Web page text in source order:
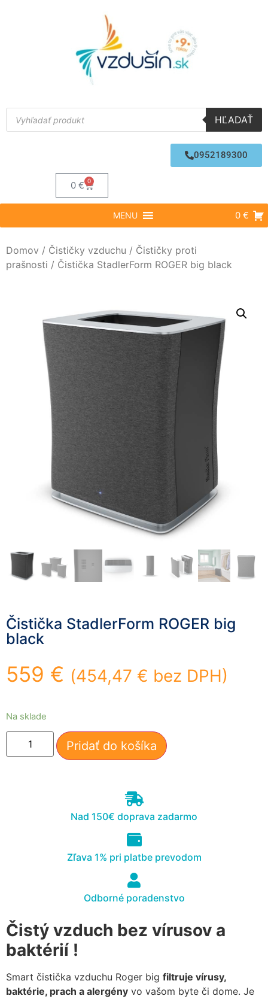
HĽADAŤ
0952189300
0€ 0
MENU 0 €
Domov / Čističky vzduchu / Čističky proti
prašnosti / Čistička StadlerForm ROGER big black
Čistička StadlerForm ROGER big
black
559 € (454,47 € bez DPH)
Na sklade
Pridať do košíka
Nad 150€ doprava zadarmo
Zľava 1% pri platbe prevodom
Odborné poradenstvo
Čistý vzduch bez vírusov a
baktérií !
Smart čistička vzduchu Roger big filtruje vírusy,
baktérie, prach a alergény vo vašom byte či dome. Je
Nevyhnutné
Tieto súbory
voliteľné. Sú
fungovanie
webovej
stránky.
Štatistiky
Aby sme
zlepšiť
funkčnosť
základe
spôsobu
In order for our
website to
perform as well
cookies, some
Marketing
Aby naša
počas vašej
návštevy
najlepšie.
Ak tieto